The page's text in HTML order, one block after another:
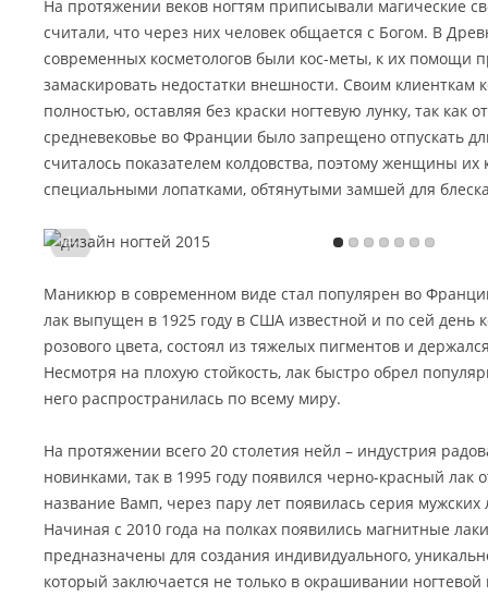
На протяжении веков ногтям приписывали магические
считали, что через них человек общается с Богом. В
современных косметологов были кос-меты, к их помощи
замаскировать недостатки внешности. Своим клиенткам
полностью, оставляя без краски ногтевую лунку, так как
средневековье во Франции было запрещено отпускать
считалось показателем колдовства, поэтому женщины их
специальными лопатками, обтянутыми замшей для
Маникюр в современном виде стал популярен во
лак выпущен в 1925 году в США известной и по сей день
розового цвета, состоял из тяжелых пигментов и
Несмотря на плохую стойкость, лак быстро обрел
него распространилась по всему миру.
На протяжении всего 20 столетия нейл – индустрия
новинками, так в 1995 году появился черно-красный лак
название Вамп, через пару лет появилась серия мужских
Начиная с 2010 года на полках появились магнитные
предназначены для создания индивидуального,
который заключается не только в окрашивании